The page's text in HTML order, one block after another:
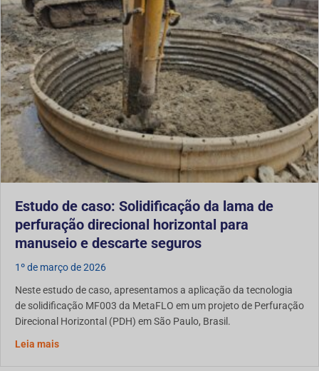
Estudo de caso: Solidificação da lama de
perfuração direcional horizontal para
manuseio e descarte seguros
1º de março de 2026
Neste estudo de caso, apresentamos a aplicação da tecnologia
de solidificação MF003 da MetaFLO em um projeto de Perfuração
Direcional Horizontal (PDH) em São Paulo, Brasil.
Leia maisEstudo de Caso: Solidificação de Lama de HDD para